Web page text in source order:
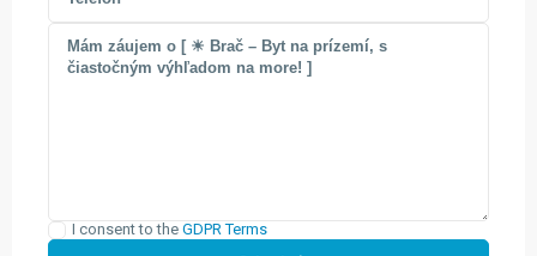
I consent to the GDPR Terms